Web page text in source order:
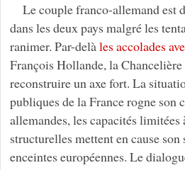
Le couple franco-allemand est
dans les deux pays malgré les
ranimer. Par-delàles accolades
François Hollande, la Chancelière
reconstruire un axe fort. La
publiques de la France rogne son
allemandes, les capacités limitées
structurelles mettent en cause son
enceintes européennes. Le